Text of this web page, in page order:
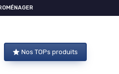
Nos TOPs produits